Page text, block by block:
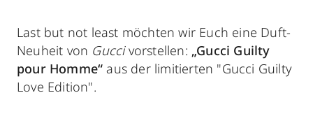
Last but not least möchten wir Euch eine Duft-
Neuheit von Guccivorstellen: „Gucci Guilty
pour Homme“aus der limitierten "Gucci Guilty
Love Edition".